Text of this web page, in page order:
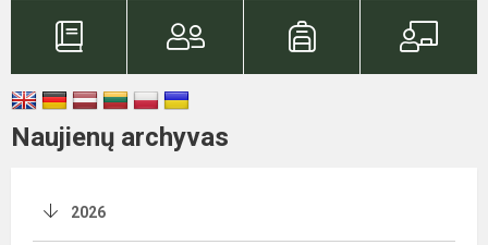
Naujienų archyvas
2026